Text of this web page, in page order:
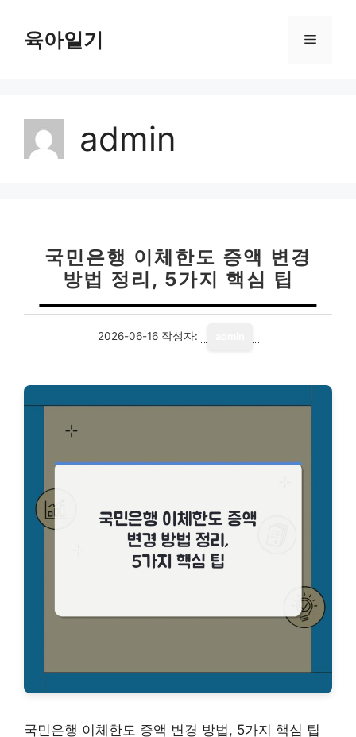
육아일기 메
admin
국민은행 이체한도 증액 변경
방법 정리, 5가지 핵심 팁
2026-06-16 작성자:
국민은행 이체한도 증액 변경 방법, 5가지 핵심 팁